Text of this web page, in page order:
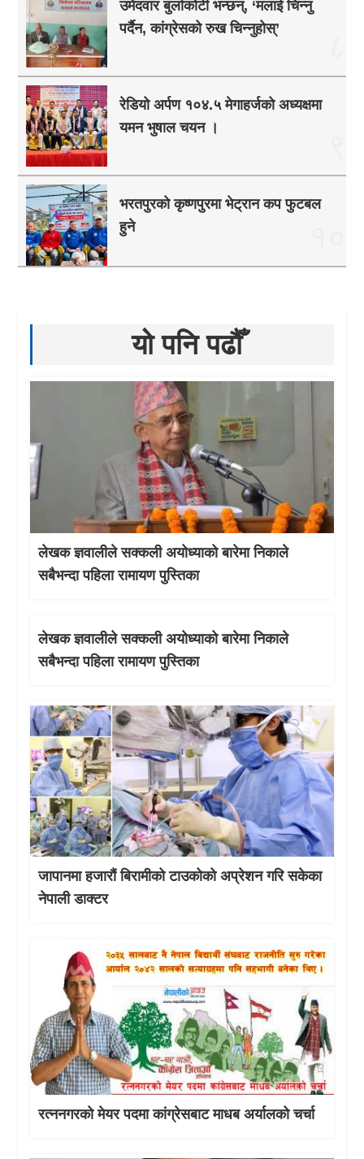
उमेदवार बुर्लाकोटी भन्छन्, ‘मलाई चिन्नु
पर्दैन, कांग्रेसको रुख चिन्नुहोस्’
रेडियो अर्पण १०४.५ मेगाहर्जको अध्यक्षमा
यमन भुषाल चयन ।
भरतपुरको कृष्णपुरमा भेट्रान कप फुटबल
हुने
यो पनि पढौँ
लेखक ज्ञवालीले सक्कली अयोध्याको बारेमा निकाले
सबैभन्दा पहिला रामायण पुस्तिका
लेखक ज्ञवालीले सक्कली अयोध्याको बारेमा निकाले
सबैभन्दा पहिला रामायण पुस्तिका
जापानमा हजारौं बिरामीको टाउकोको अप्रेशन गरि सकेका
नेपाली डाक्टर
रत्ननगरको मेयर पदमा कांग्रेसबाट माधब अर्यालको चर्चा